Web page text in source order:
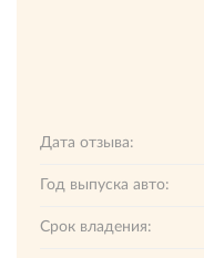
Дата отзыва:
Год выпуска авто:
Срок владения: